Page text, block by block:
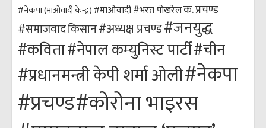
#नेकपा (माओवादी केन्द्र) #माओवादी#भरत पोखरेलक. प्रचण्ड
#समाजवादकिसान#अध्यक्ष प्रचण्ड#जनयुद्ध
#कविता#नेपाल कम्युनिस्ट पार्टी#चीन
#प्रधानमन्त्री केपी शर्मा ओली#नेकपा
#प्रचण्ड#कोरोना भाइरस